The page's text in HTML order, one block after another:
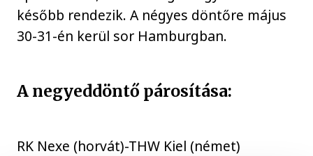
később rendezik. A négyes döntőre május
30-31-én kerül sor Hamburgban.
A negyeddöntő párosítása:
RK Nexe (horvát)-THW Kiel (német)